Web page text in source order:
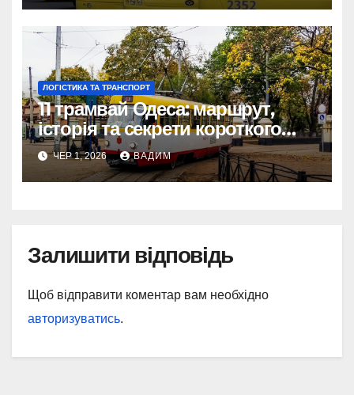
ЛОГІСТИКА ТА ТРАНСПОРТ
11 трамвай Одеса: маршрут,
історія та секрети короткого
шляху крізь Молдаванку
ЧЕР 1, 2026 ВАДИМ
Залишити відповідь
Щоб відправити коментар вам необхідно
авторизуватись.